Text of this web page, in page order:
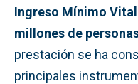
Ingreso Mínimo Vital
millones de
prestación se ha
principales